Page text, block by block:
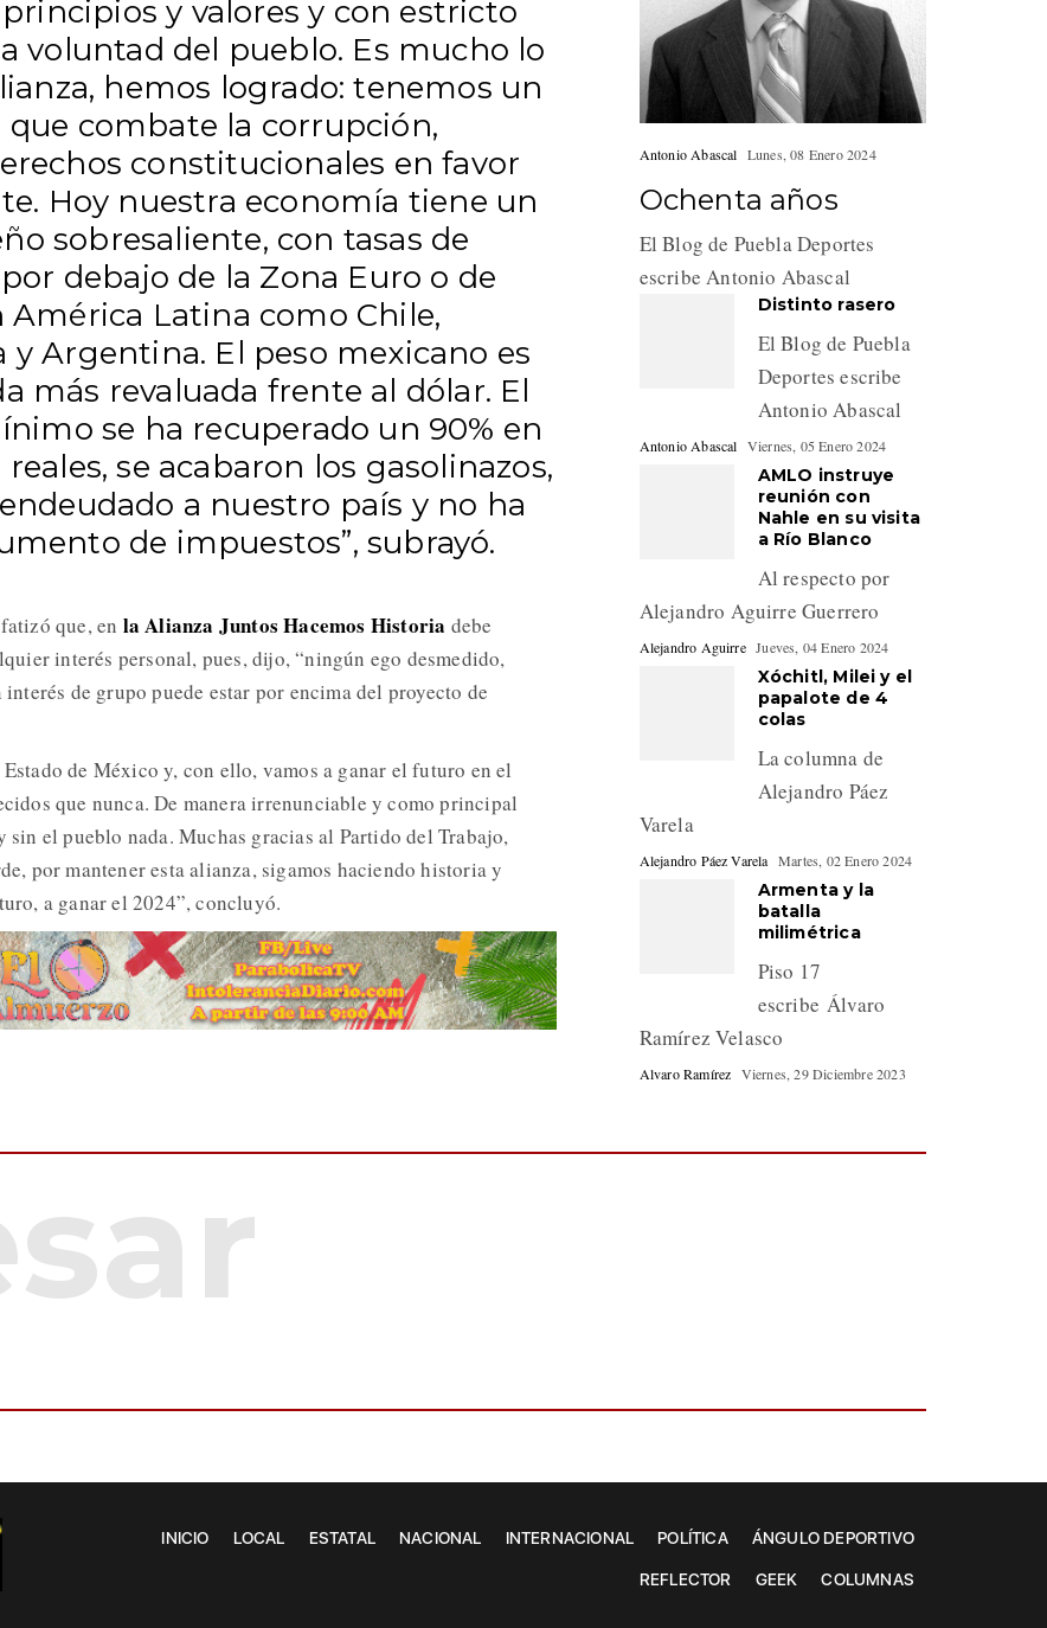
y valores y con estricto
voluntad del pueblo. Es mucho lo
hemos logrado: tenemos un
combate la corrupción,
constitucionales en favor
Hoy nuestra economía tiene un
sobresaliente, con tasas de
debajo de la Zona Euro o de
América Latina como Chile,
y Argentina. El peso mexicano es
más revaluada frente al dólar. El
se ha recuperado un 90% en
se acabaron los gasolinazos,
a nuestro país y no ha
de impuestos”, subrayó.
que, en la Alianza Juntos Hacemos Historia debe
interés personal, pues, dijo, “ningún ego desmedido,
de grupo puede estar por encima del proyecto de
de México y, con ello, vamos a ganar el futuro en el
que nunca. De manera irrenunciable y como principal
el pueblo nada. Muchas gracias al Partido del Trabajo,
por mantener esta alianza, sigamos haciendo historia y
a ganar el 2024”, concluyó.
Antonio Abascal Lunes, 08 Enero 2024
Ochenta años
El Blog de Puebla Deportes
escribe Antonio Abascal
Distinto rasero
El Blog de Puebla
Deportes escribe
Antonio Abascal
Antonio Abascal Viernes, 05 Enero 2024
AMLO instruye
reunión con
Nahle en su visita
a Río Blanco
Al respecto por
Alejandro Aguirre Guerrero
Alejandro Aguirre Jueves, 04 Enero 2024
Xóchitl, Milei y el
papalote de 4
colas
La columna de
Alejandro Páez
Varela
Alejandro Páez Varela Martes, 02 Enero 2024
Armenta y la
batalla
milimétrica
Piso 17
escribe Álvaro
Ramírez Velasco
Alvaro Ramírez Viernes, 29 Diciembre 2023
INICIO LOCAL ESTATAL NACIONAL INTERNACIONAL POLÍTICA ÁNGULO DEPORTIVO
REFLECTOR GEEK COLUMNAS